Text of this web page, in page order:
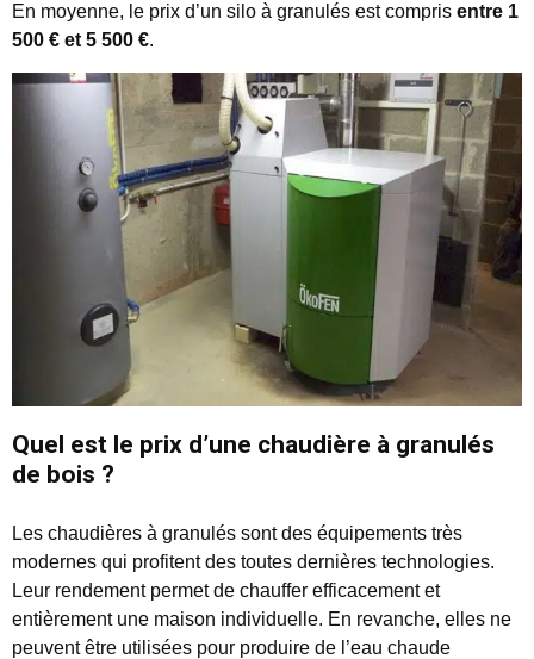
En moyenne, le prix d’un silo à granulés est compris entre 1
500 € et 5 500 €.
Quel est le prix d’une chaudière à granulés
de bois ?
Les chaudières à granulés sont des équipements très
modernes qui profitent des toutes dernières technologies.
Leur rendement permet de chauffer efficacement et
entièrement une maison individuelle. En revanche, elles ne
peuvent être utilisées pour produire de l’eau chaude